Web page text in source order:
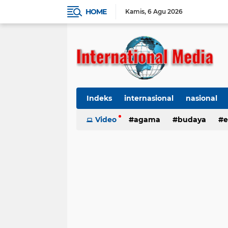
HOME Kamis 6 Agu 2026
Indeks internasional nasional
Ekbis TNI-Polri Organisasi
Video agama budaya